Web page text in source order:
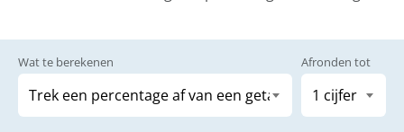
Wat te berekenen Afronden tot